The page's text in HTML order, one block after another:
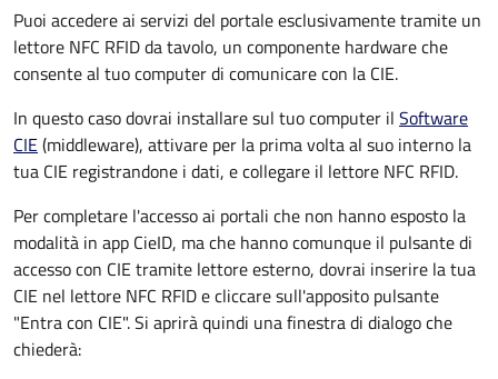
Puoi accedere ai servizi del portale esclusivamente tramite un
lettore NFC RFID da tavolo, un componente hardware che
consente al tuo computer di comunicare con la CIE.
In questo caso dovrai installare sul tuo computer il Software
CIE(middleware), attivare per la prima volta al suo interno la
tua CIE registrandone i dati, e collegare il lettore NFC RFID.
Per completare l'accesso ai portali che non hanno esposto la
modalità in app CieID, ma che hanno comunque il pulsante di
accesso con CIE tramite lettore esterno, dovrai inserire la tua
CIE nel lettore NFC RFID e cliccare sull'apposito pulsante
"Entra con CIE". Si aprirà quindi una finestra di dialogo che
chiederà: